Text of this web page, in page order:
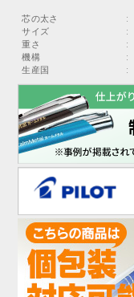
芯の太さ
:
サイズ
:
重さ
:
機構
:
生産国
: